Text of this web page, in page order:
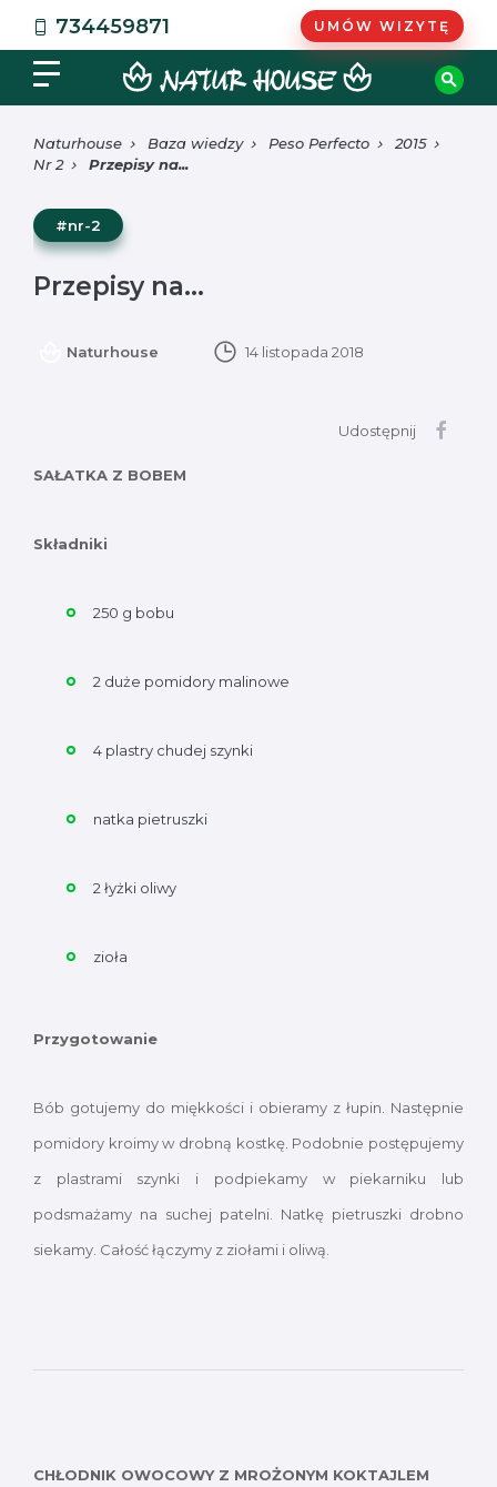
734459871 UMÓW WIZYTĘ
Naturhouse Baza wiedzy Peso Perfecto
2015
Nr 2
Przepisy na...
#nr-2
Przepisy na...
Naturhouse 14 listopada 2018
Udostępnij
SAŁATKA Z BOBEM
Składniki
250 g bobu
2 duże pomidory malinowe
4 plastry chudej szynki
natka pietruszki
2 łyżki oliwy
zioła
Przygotowanie
Bób gotujemy do miękkości i obieramy z łupin. Następnie
pomidory kroimy w drobną kostkę. Podobnie postępujemy
z plastrami szynki i podpiekamy w piekarniku lub
podsmażamy na suchej patelni. Natkę pietruszki drobno
siekamy. Całość łączymy z ziołami i oliwą.
CHŁODNIK OWOCOWY Z MROŻONYM KOKTAJLEM